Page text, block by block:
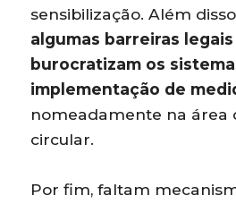
sensibilização. Além
algumas barreiras
burocratizam os
implementação de
nomeadamente na área
circular.
Por fim, faltam